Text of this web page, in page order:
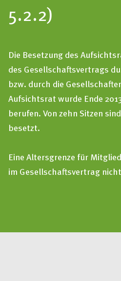
5.2.2)
Die Besetzung des
des Gesellschaftsvertrags
bzw. durch die
Aufsichtsrat wurde Ende
berufen. Von zehn Sitzen
besetzt.
Eine Altersgrenze für
im Gesellschaftsvertrag